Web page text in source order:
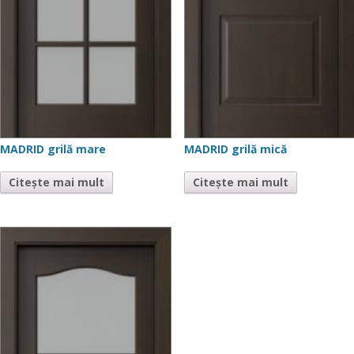
MADRID grilă mare
Citește mai mult
MADRID grilă mică
Citește mai mult